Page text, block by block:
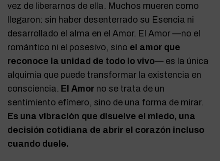
vez de liberarnos de ella. Muchos mueren como
llegaron: sin haber desenterrado su Esencia ni
desarrollado el alma en el Amor. El Amor —no el
romántico ni el posesivo, sino el amor que
reconoce la unidad de todo lo vivo— es la única
alquimia que puede transformar la existencia en
consciencia. El Amor no se trata de un
sentimiento efímero, sino de una forma de mirar.
Es una vibración que disuelve el miedo, una
decisión cotidiana de abrir el corazón incluso
cuando duele.